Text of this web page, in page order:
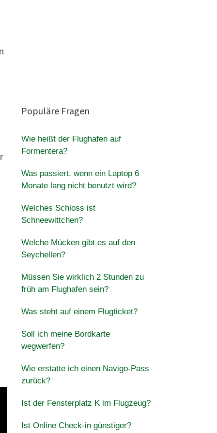
Populäre Fragen
Wie heißt der Flughafen auf
Formentera?
Was passiert, wenn ein Laptop 6
Monate lang nicht benutzt wird?
Welches Schloss ist
Schneewittchen?
Welche Mücken gibt es auf den
Seychellen?
Müssen Sie wirklich 2 Stunden zu
früh am Flughafen sein?
Was steht auf einem Flugticket?
Soll ich meine Bordkarte
wegwerfen?
Wie erstatte ich einen Navigo-Pass
zurück?
Ist der Fensterplatz K im Flugzeug?
Ist Online Check-in günstiger?